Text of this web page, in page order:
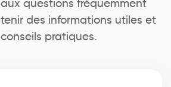
questions fréquemment
des informations utiles et
pratiques.